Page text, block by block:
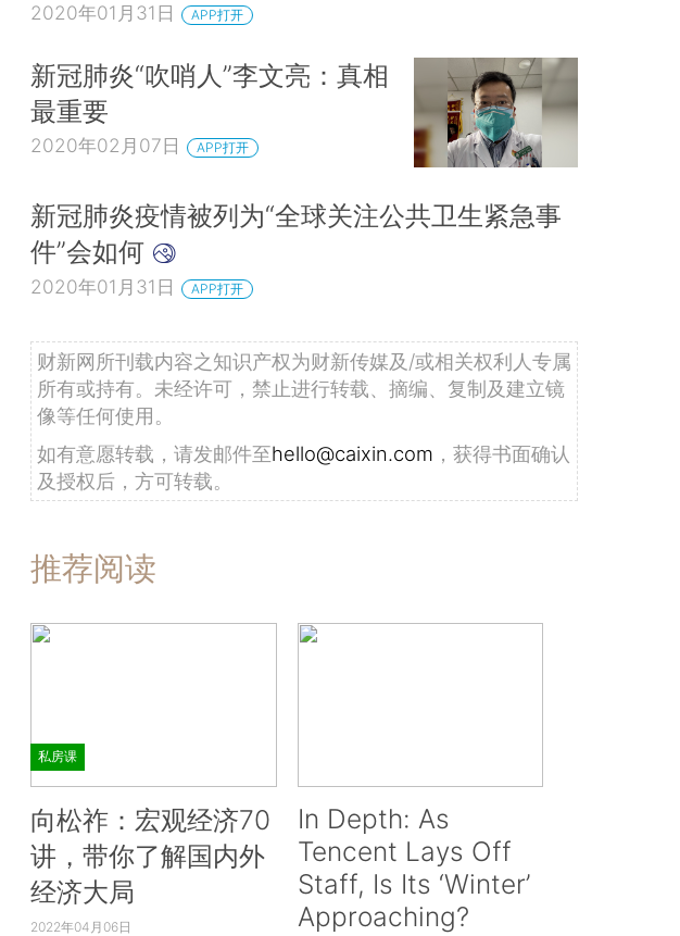
2020年01月31日 APP打开
新冠肺炎“吹哨人”李文亮：真相
最重要
2020年02月07日 APP打开
新冠肺炎疫情被列为“全球关注公共卫生紧急事
件”会如何
2020年01月31日 APP打开
财新网所刊载内容之知识产权为财新传媒及/或相关权利人专属
所有或持有。未经许可，禁止进行转载、摘编、复制及建立镜
像等任何使用。
如有意愿转载，请发邮件至hello@caixin.com ，获得书面确认
及授权后，方可转载。
推荐阅读
私房课
向松祚：宏观经济70
讲，带你了解国内外
经济大局
2022年04月06日
In Depth: As
Tencent Lays Off
Staff, Is Its ‘Winter’
Approaching?